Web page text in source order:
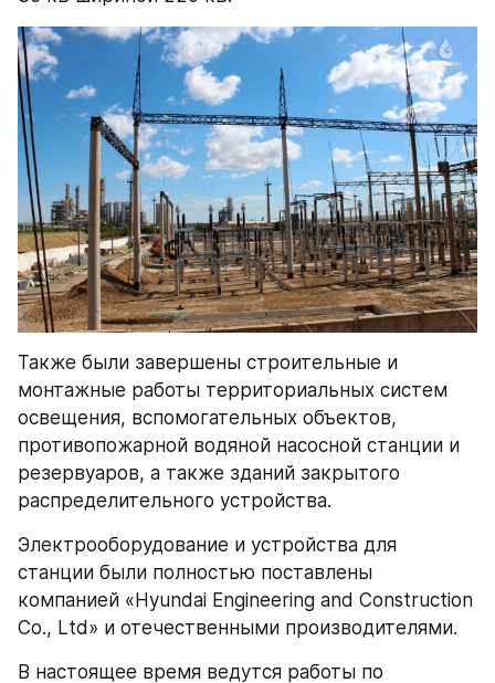
Также были завершены строительные и
монтажные работы территориальных систем
освещения, вспомогательных объектов,
противопожарной водяной насосной станции и
резервуаров, а также зданий закрытого
распределительного устройства.
Электрооборудование и устройства для
станции были полностью поставлены
компанией «Hyundai Engineering and Construction
Co., Ltd» и отечественными производителями.
В настоящее время ведутся работы по